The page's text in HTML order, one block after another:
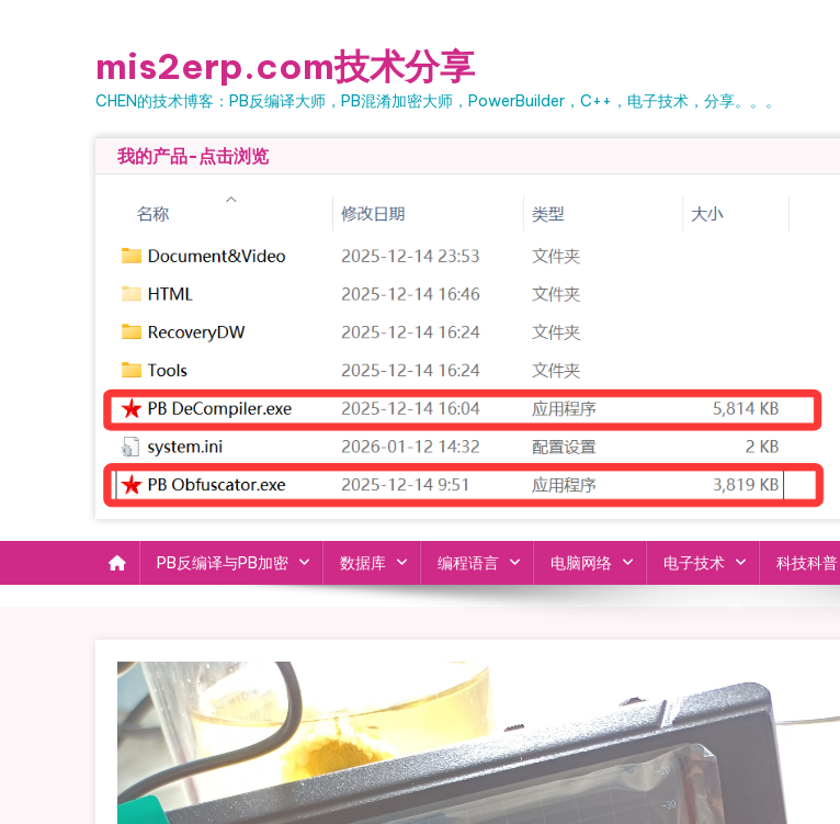
mis2erp.com技术分享
CHEN的技术博客：PB反编译大师，PB混淆加密大师，PowerBuilder，C++，电子技术，分享。。。
我的产品-点击浏览
PB反编译与PB加密 数据库 编程语言 电脑网络 电子技术 科技科普